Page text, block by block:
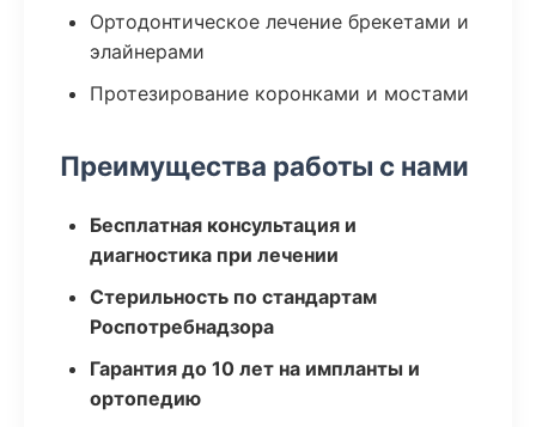
Ортодонтическое лечение брекетами и
элайнерами
Протезирование коронками и мостами
Преимущества работы с нами
Бесплатная консультация и
диагностика при лечении
Стерильность по стандартам
Роспотребнадзора
Гарантия до 10 лет на импланты и
ортопедию